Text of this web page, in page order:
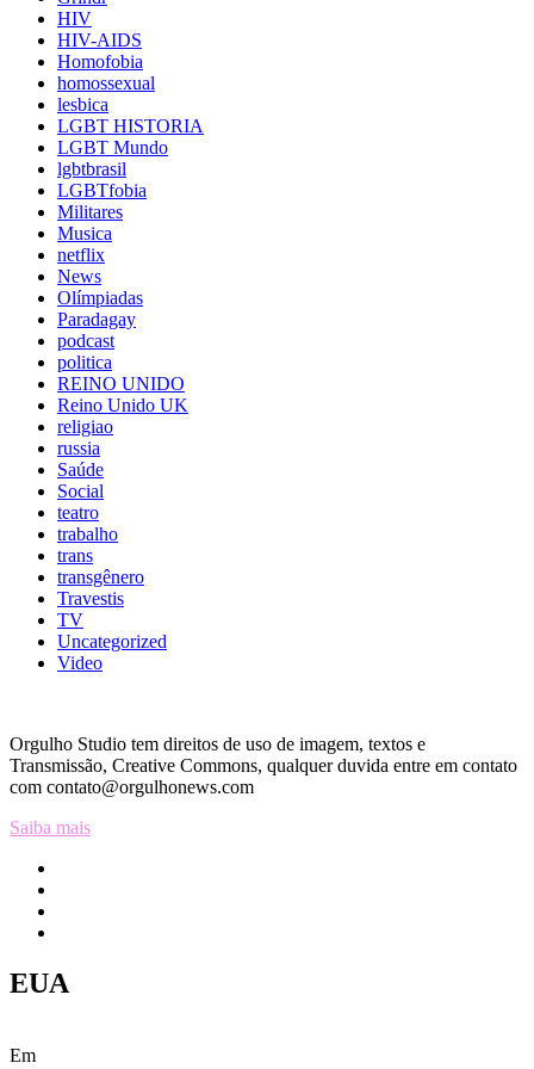
HIV
HIV-AIDS
Homofobia
homossexual
lesbica
LGBT HISTORIA
LGBT Mundo
lgbtbrasil
LGBTfobia
Militares
Musica
netflix
News
Olímpiadas
Paradagay
podcast
politica
REINO UNIDO
Reino Unido UK
religiao
russia
Saúde
Social
teatro
trabalho
trans
transgênero
Travestis
TV
Uncategorized
Video
Orgulho Studio tem direitos de uso de imagem, textos e
Transmissão, Creative Commons, qualquer duvida entre em contato
com contato@orgulhonews.com
Saiba mais
EUA
Em